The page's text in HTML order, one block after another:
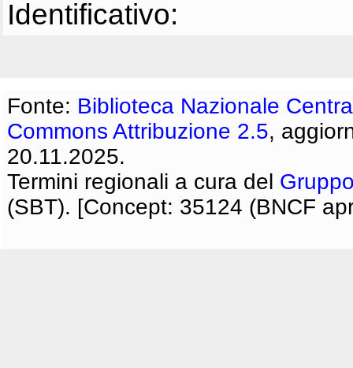
Identificativo:
Fonte: Biblioteca Nazionale
Commons Attribuzione 2.5,
20.11.2025.
Termini regionali a cura del
(SBT). [Concept: 35124 (BNCF